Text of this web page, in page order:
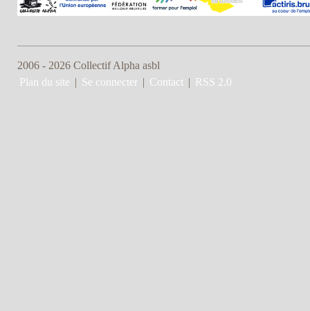
2006 - 2026 Collectif Alpha asbl
Plan du site
Se connecter Contact RSS 2.0